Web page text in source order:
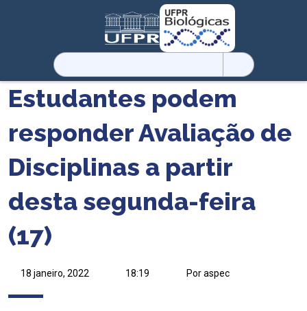
Pesquisar
por:
Estudantes podem
responder Avaliação de
Disciplinas a partir
desta segunda-feira
(17)
18 janeiro, 2022 18:19 Por aspec